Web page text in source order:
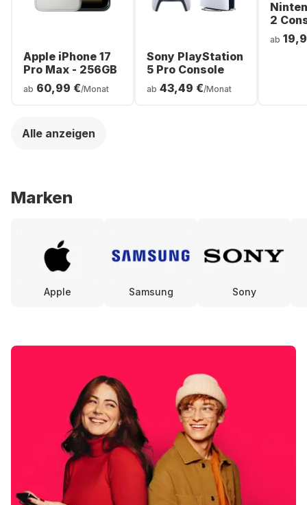
Apple iPhone 17
Pro Max - 256GB
ab 60,99 €/Monat
Sony PlayStation
5 Pro Console
ab 43,49 €/Monat
2
ab
Alle anzeigen
Marken
Apple Samsung Sony